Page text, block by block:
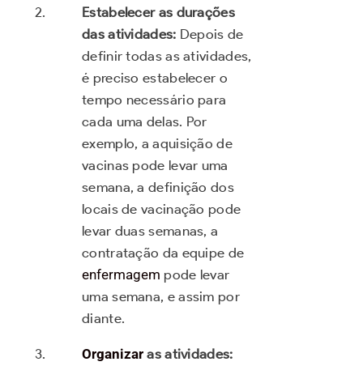
Estabelecer as durações
das atividades: Depois de
definir todas as atividades,
é preciso estabelecer o
tempo necessário para
cada uma delas. Por
exemplo, a aquisição de
vacinas pode levar uma
semana, a definição dos
locais de vacinação pode
levar duas semanas, a
contratação da equipe de
enfermagem pode levar
uma semana, e assim por
diante.
Organizar as atividades: